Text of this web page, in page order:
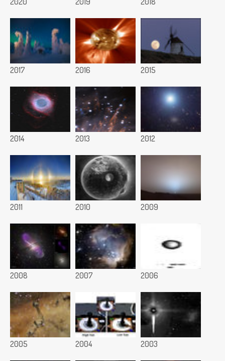
2017 2016 2015
2014 2013 2012
2011 2010 2009
2008 2007 2006
2005 2004 2003